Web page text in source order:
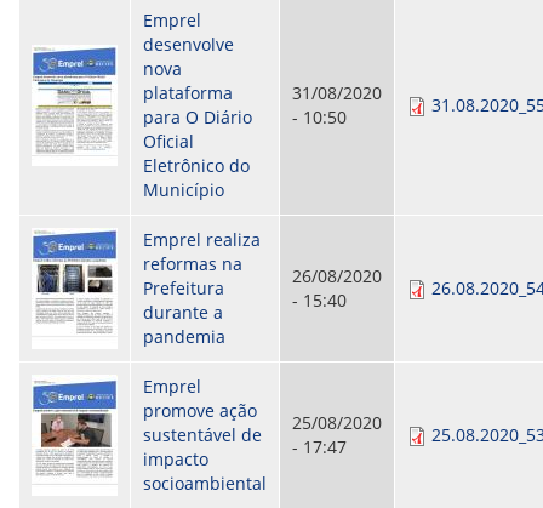
COLABORADORES
PARTICIPAÇÃO NOS LUCROS E RESULTADOS
CONSULTA MEUS RECURSOS PLR
CONSULTA TODOS RECURSOS PLR
CONSULTA QUESTIONAMENTO / ESCLARECIMENTO
PLR
SERVIÇOS
PGDE - PROGRAMA DE GERENCIAMENTO DO
DESEMPENHO DOS EMPREGADOS DA EMPREL
AFASTAMENTOS DOS FUNCIONÁRIOS
CAPACITAÇÃO
EVENTOS DA EMPREL
PPP - PERFIL PROFISSIOGRÁFICO
PREVIDENCIÁRIO
PROGRAMA QUALIDADE DE VIDA
PROGRAMA DE ESTAGIÁRIO
SAÚDE DO TRABALHADOR
PGDE 2022
PGDE 2023
Emprel
desenvolve
nova
plataforma
para O Diário
Oficial
Eletrônico do
Município
31/08/2020
- 10:50
Emprel realiza
reformas na
Prefeitura
durante a
pandemia
26/08/2020
- 15:40
Emprel
promove ação
sustentável de
impacto
socioambiental
25/08/2020
- 17:47